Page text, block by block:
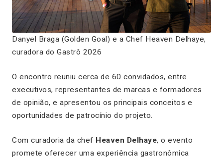
Danyel Braga (Golden Goal) e a Chef Heaven Delhaye,
curadora do Gastrô 2026
O encontro reuniu cerca de 60 convidados, entre
executivos, representantes de marcas e formadores
de opinião, e apresentou os principais conceitos e
oportunidades de patrocínio do projeto.
Com curadoria da chef Heaven Delhaye, o evento
promete oferecer uma experiência gastronômica